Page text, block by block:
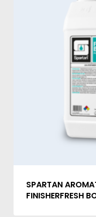
SPARTAN
FINISHERFRESH